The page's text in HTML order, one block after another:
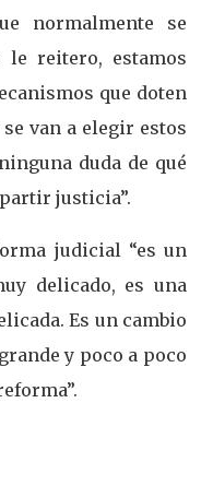
normalmente se
le reitero, estamos
que doten
van a elegir estos
duda de qué
justicia”.
judicial “es un
delicado, es una
Es un cambio
y poco a poco